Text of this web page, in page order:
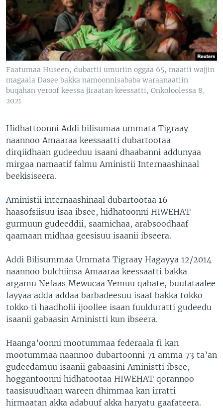
Faatumaa Huseen, dubartii umuriin oggaa 65, maatii wajjin
magaala Dasee bakka namoonnisababa waraanaatiin
buqahan yeroof keessa jiraatan keessatti, Onkoloolessa 8,
2021
Hidhattoonni Addi bilisumaa ummata Tigraay
naannoo Amaaraa keessaatti dubartootaa
dirqiidhaan gudeeduu isaani dhaabanni addunyaa
mirgaa namaatif falmu Aministii Internaashinaal
beekisiseera.
Aministii internaashinaal dubartootaa 16
haasofsiisuu isaa ibsee, hidhatoonni HIWEHAT
gurmuun gudeeddii, saamichaa, arabsoodhaaf
qaamaan midhaa geesisuu isaanii ibseera.
Addi Bilisummaa Ummata Tigraay Hagayya 12/2014
naannoo bulchiinsa Amaaraa keessaatti bakka
argamu Nefaas Mewucaa Yemuu qabate, buufataalee
fayyaa adda addaa barbadeesuu isaaf bakka tokko
tokko ti haadholii ijoollee isaan fuulduratti gudeedu
isaanii gabaasin Aministti kun ibseera.
Haanga’oonni mootummaa federaala fi kan
mootummaa naannoo dubartoonni 71 amma 73 ta’an
gudeedamuu isaanii gabaasini Aministti ibsee,
hoggantoonni hidhatootaa HIWEHAT qorannoo
taasisuudhaan wareen dhimmaa kan irratti
hirmaatan akka adabuuf akka haryatu gaafateera.